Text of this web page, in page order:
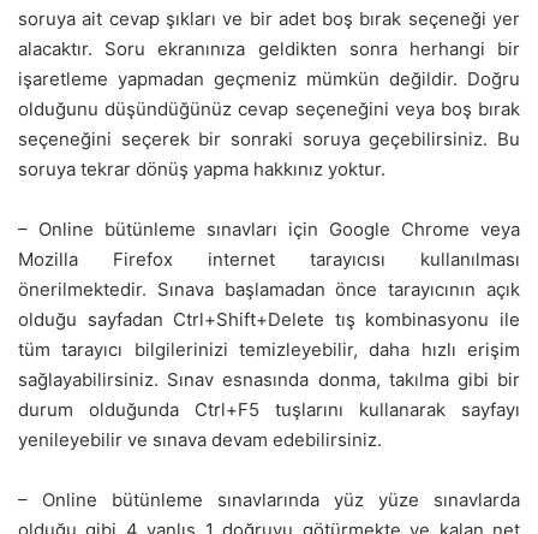
soruya ait cevap şıkları ve bir adet boş bırak seçeneği yer
alacaktır. Soru ekranınıza geldikten sonra herhangi bir
işaretleme yapmadan geçmeniz mümkün değildir. Doğru
olduğunu düşündüğünüz cevap seçeneğini veya boş bırak
seçeneğini seçerek bir sonraki soruya geçebilirsiniz. Bu
soruya tekrar dönüş yapma hakkınız yoktur.
– Online bütünleme sınavları için Google Chrome veya
Mozilla Firefox internet tarayıcısı kullanılması
önerilmektedir. Sınava başlamadan önce tarayıcının açık
olduğu sayfadan Ctrl+Shift+Delete tış kombinasyonu ile
tüm tarayıcı bilgilerinizi temizleyebilir, daha hızlı erişim
sağlayabilirsiniz. Sınav esnasında donma, takılma gibi bir
durum olduğunda Ctrl+F5 tuşlarını kullanarak sayfayı
yenileyebilir ve sınava devam edebilirsiniz.
– Online bütünleme sınavlarında yüz yüze sınavlarda